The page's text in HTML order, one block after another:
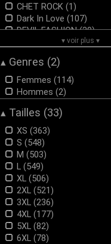
CHET ROCK (1)
Dark In Love (107)
DEVIL FASHION (39)
DISCOBOLE (68)
H&R LONDON (1)
Heartless (8)
HELL BUNNY (8)
HYRAW (1)
HYSTERIA INK (2)
jawbreaker (1)
KILLSTAR (69)
Mr JACK (6)
POIZEN INDUSTRIES (14)
PUNK RAVE (249)
PYON PYON (2)
QUEEN OF DARKNESS (1)
RESTYLE (11)
SINISTER (88)
SPIRAL (8)
Vixxsin (3)
▾ voir plus ▾
▴ Genres (2)
Femmes (114)
Hommes (2)
▴ Tailles (33)
XS (363)
S (548)
M (503)
L (549)
XL (506)
2XL (521)
3XL (236)
4XL (177)
5XL (82)
6XL (78)